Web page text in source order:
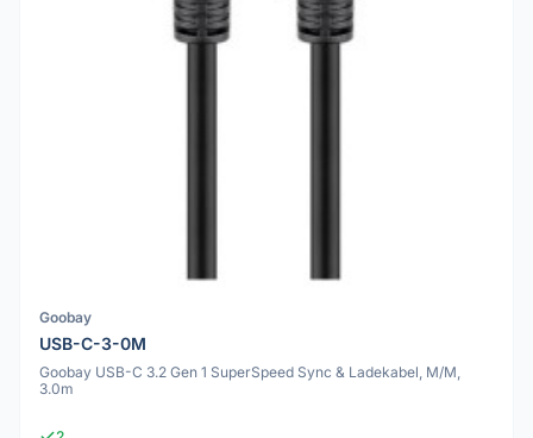
Goobay
USB-C-3-0M
Goobay USB-C 3.2 Gen 1 SuperSpeed Sync & Ladekabel, M/M,
3.0m